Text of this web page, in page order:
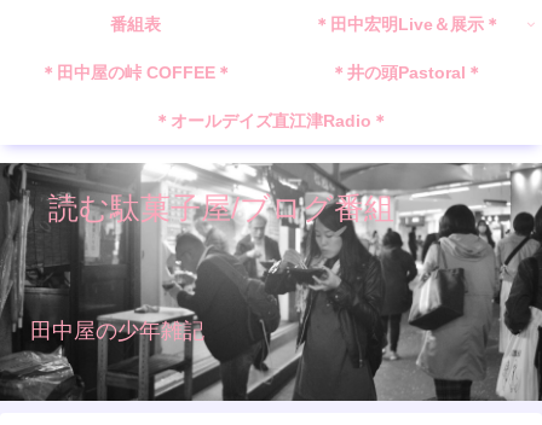
読む駄菓子屋/ブログ番組
田中屋の少年雑記
番組表 ＊田中宏明Live＆展示＊
＊田中屋の峠 COFFEE＊ ＊井の頭Pastoral＊
＊オールデイズ直江津Radio＊